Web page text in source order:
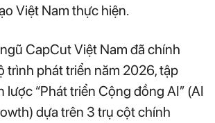
Việt Nam thực hiện.
CapCut Việt Nam đã chính
trình phát triển năm 2026, tập
lược “Phát triển Cộng đồng AI” (AI
dựa trên 3 trụ cột chính